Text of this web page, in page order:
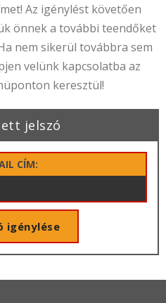
Az igénylést követően
önnek a további teendőket
nem sikerül továbbra sem
velünk kapcsolatba az
keresztül!
jelszó
CÍM: